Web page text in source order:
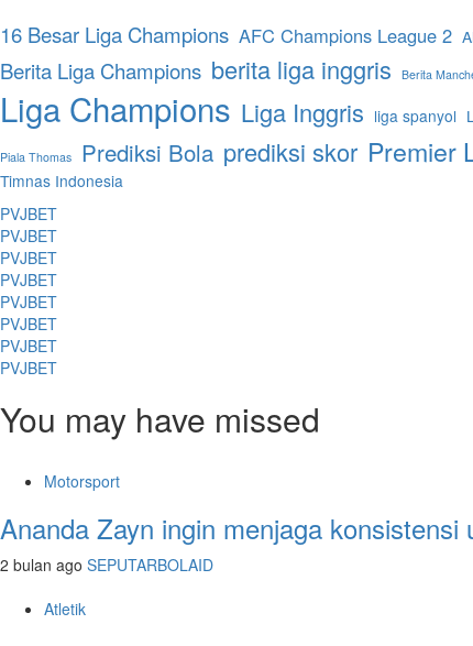
16 Besar Liga Champions AFC Champions League 2
Berita Liga Champions berita liga inggris Berita
Liga Champions Liga Inggris liga spanyol
Piala Thomas Prediksi Bola prediksi skor Premier
Timnas Indonesia
PVJBET
PVJBET
PVJBET
PVJBET
PVJBET
PVJBET
PVJBET
PVJBET
You may have missed
Motorsport
Ananda Zayn ingin menjaga
2 bulan ago SEPUTARBOLAID
Atletik